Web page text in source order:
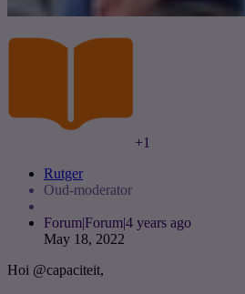
+1
Rutger
Oud-moderator
Forum|Forum|4 years ago
May 18, 2022
Hoi @capaciteit,